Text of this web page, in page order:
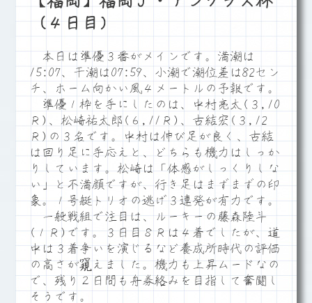
（４日目）
本日は準優３番がメインです。満潮は
15:07、干潮は07:59、小潮で潮位差は82セン
チ、ホーム向かい風４メートルの予報です。
準優１枠を手にしたのは、中村亮太(３,10
Ｒ)、松崎祐太郎(６,11Ｒ)、古結宏(３,12
Ｒ)の３名です。中村は伸び足が良く、古結
は回り足に手応えと、どちらも機力はしっか
りしています。松崎は「体感がしっくりしな
い」と不満顔ですが、行き足はまずまずの印
象。１号艇トリオの逃げ３連発が有力です。
一般戦組で注目は、ルーキーの藤森陸斗
(１Ｒ)です。３日目８Ｒは４着でしたが、道
中は３着争いを演じるなど養成所時代の評価
の高さが窺えました。機力も上昇ムードなの
で、残り２日間も舟券絡みを目指して奮闘し
そうです。